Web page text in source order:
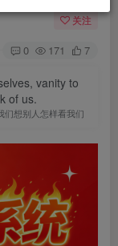
关注
0 171 7
vanity to
of us.
们想别人怎样看我们